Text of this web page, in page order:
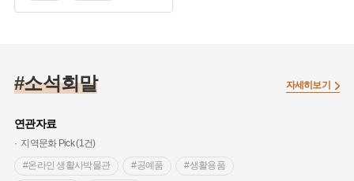
#진상품 #제주 향토음식
#소석회말
연관자료
지역문화 Pick (1건)
#온라인 생활사박물관
#공예품 #생활용품
자세히보기